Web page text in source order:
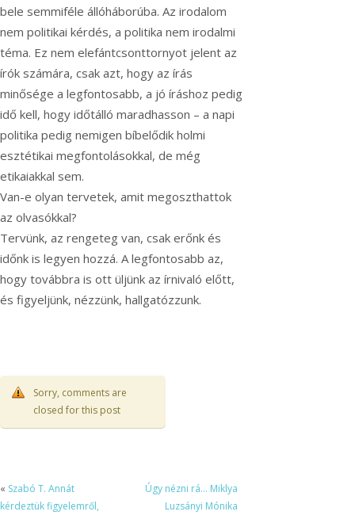
bele semmiféle állóháborúba. Az irodalom
nem politikai kérdés, a politika nem irodalmi
téma. Ez nem elefántcsonttornyot jelent az
írók számára, csak azt, hogy az írás
minősége a legfontosabb, a jó íráshoz pedig
idő kell, hogy időtálló maradhasson – a napi
politika pedig nemigen bíbelődik holmi
esztétikai megfontolásokkal, de még
etikaiakkal sem.
Van-e olyan tervetek, amit megoszthattok
az olvasókkal?
Tervünk, az rengeteg van, csak erőnk és
időnk is legyen hozzá. A legfontosabb az,
hogy továbbra is ott üljünk az írnivaló előtt,
és figyeljünk, nézzünk, hallgatózzunk.
Sorry, comments are
closed for this post
« Szabó T. Annát
kérdeztük figyelemről,
Úgy nézni rá… Miklya
Luzsányi Mónika